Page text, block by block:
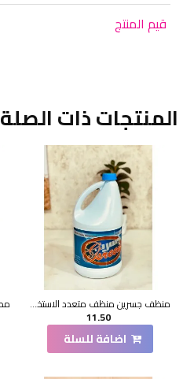
قيم المنتج
المنتجات ذات الصلة
منظف جسرين منظف متعدد الاستخدامات ، 3.78 لتر
11.50
اضافة للسلة